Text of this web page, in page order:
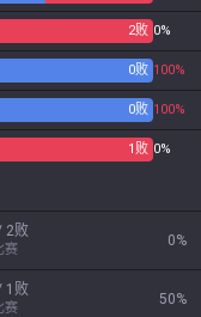
2败 0%
0败 100%
0败 100%
1 败 0%
2败
赛
0%
1败
赛
50%